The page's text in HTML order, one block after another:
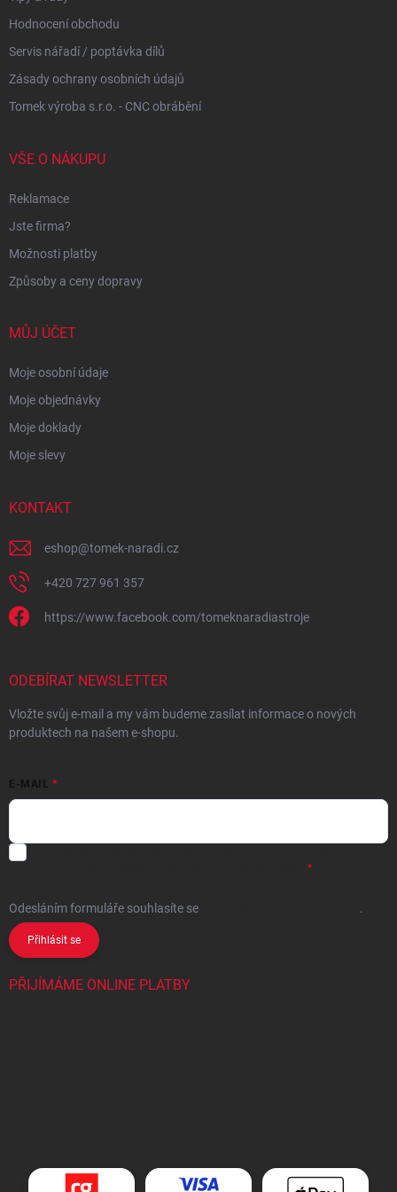
Hodnocení obchodu
Servis nářadí / poptávka dílů
Zásady ochrany osobních údajů
Tomek výroba s.r.o. - CNC obrábění
VŠE O NÁKUPU
Reklamace
Jste firma?
Možnosti platby
Způsoby a ceny dopravy
MŮJ ÚČET
Moje osobní údaje
Moje objednávky
Moje doklady
Moje slevy
KONTAKT
eshop@tomek-naradi.cz
+420 727 961 357
https://www.facebook.com/tomeknaradiastroje
ODEBÍRAT NEWSLETTER
Vložte svůj e-mail a my vám budeme zasílat informace o nových
produktech na našem e-shopu.
E-MAIL
Odesláním formuláře souhlasíte se .
Přihlásit se
PŘIJÍMÁME ONLINE PLATBY